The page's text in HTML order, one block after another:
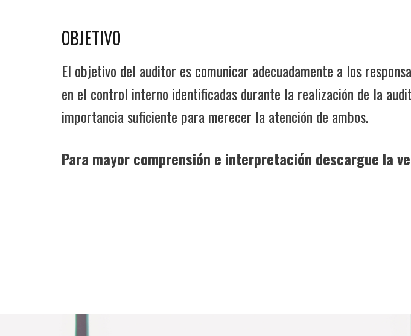
OBJETIVO
El objetivo del auditor es comunicar adecuadamente a los
en el control interno identificadas durante la realización de la
importancia suficiente para merecer la atención de ambos.
Para mayor comprensión e interpretación descargue la